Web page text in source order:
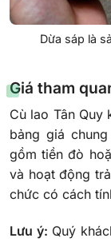
Dừa sáp là
Giá tham
Cù lao Tân
bảng giá
gồm tiền đò
và hoạt động
chức có cách
Lưu ý: Quý